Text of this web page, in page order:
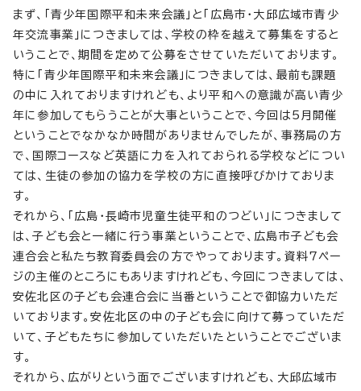
まず、「青少年国際平和未来会議」と「広島市・大邱広域市青少
年交流事業」につきましては、学校の枠を越えて募集をすると
いうことで、期間を定めて公募をさせていただいております。
特に「青少年国際平和未来会議」につきましては、最前も課題
の中に入れておりますけれども、より平和への意識が高い青少
年に参加してもらうことが大事ということで、今回は5月開催
ということでなかなか時間がありませんでしたが、事務局の方
で、国際コースなど英語に力を入れておられる学校などについ
ては、生徒の参加の協力を学校の方に直接呼びかけておりま
す。
それから、「広島・長崎市児童生徒平和のつどい」につきまして
は、子ども会と一緒に行う事業ということで、広島市子ども会
連合会と私たち教育委員会の方でやっております。資料7ペー
ジの主催のところにもありますけれども、今回につきましては、
安佐北区の子ども会連合会に当番ということで御協力いただ
いております。安佐北区の中の子ども会に向けて募っていただ
いて、子どもたちに参加していただいたということでございま
す。
それから、広がりという面でございますけれども、大邱広域市